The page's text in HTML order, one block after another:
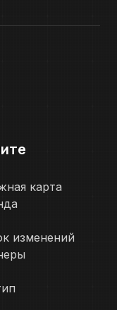
карта
изменений